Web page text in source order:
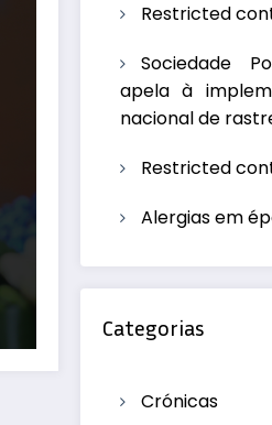
Restricted
Sociedade
apela à
nacional de
Restricted
Alergias em
Categorias
Crónicas